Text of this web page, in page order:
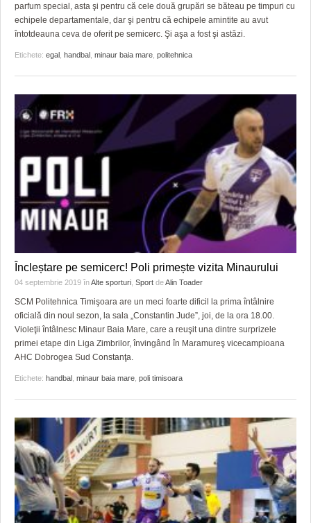
parfum special, asta şi pentru că cele două grupări se băteau pe timpuri cu
echipele departamentale, dar şi pentru că echipele amintite au avut
întotdeauna ceva de oferit pe semicerc. Şi aşa a fost şi astăzi.
Etichete: egal handbal minaur baia mare politehnica
Încleștare pe semicerc! Poli primește vizita Minaurului
04 septembrie 2019 înAlte sporturi Sport deAlin Toader
SCM Politehnica Timişoara are un meci foarte dificil la prima întâlnire
oficială din noul sezon, la sala „Constantin Jude”, joi, de la ora 18.00.
Violeţii întâlnesc Minaur Baia Mare, care a reuşit una dintre surprizele
primei etape din Liga Zimbrilor, învingând în Maramureş vicecampioana
AHC Dobrogea Sud Constanţa.
Etichete: handbal minaur baia mare poli timisoara